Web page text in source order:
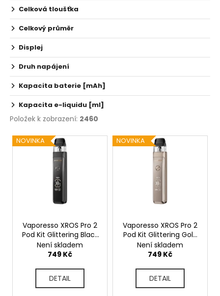
Celková tloušťka
Celkový průměr
Displej
Druh napájení
Kapacita baterie [mAh]
Kapacita e-liquidu [ml]
Položek k zobrazení: 2460
V
ý
NOVINKA
Vaporesso XROS Pro 2
Pod Kit Glittering Black
2000mAh
Není skladem
749 Kč
DETAIL
NOVINKA
Vaporesso XROS Pro 2
Pod Kit Glittering Gold
2000mAh
Není skladem
749 Kč
DETAIL